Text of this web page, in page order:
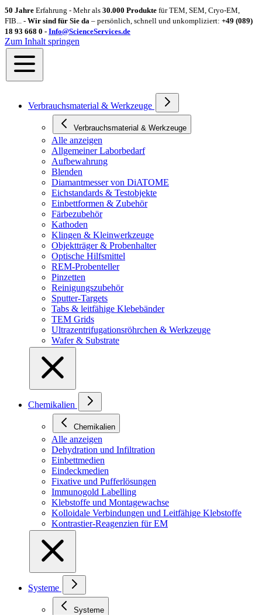
50 Jahre Erfahrung - Mehr als 30.000 Produkte für TEM, SEM, Cryo-EM,
FIB... - Wir sind für Sie da – persönlich, schnell und unkompliziert: +49 (089)
18 93 668 0 - Info@ScienceServices.de
Zum Inhalt springen
Verbrauchsmaterial & Werkzeuge
Verbrauchsmaterial & Werkzeuge
Alle anzeigen
Allgemeiner Laborbedarf
Aufbewahrung
Blenden
Diamantmesser von DiATOME
Eichstandards & Testobjekte
Einbettformen & Zubehör
Färbezubehör
Kathoden
Klingen & Kleinwerkzeuge
Objektträger & Probenhalter
Optische Hilfsmittel
REM-Probenteller
Pinzetten
Reinigungszubehör
Sputter-Targets
Tabs & leitfähige Klebebänder
TEM Grids
Ultrazentrifugationsröhrchen & Werkzeuge
Wafer & Substrate
Chemikalien
Chemikalien
Alle anzeigen
Dehydration und Infiltration
Einbettmedien
Eindeckmedien
Fixative und Pufferlösungen
Immunogold Labelling
Klebstoffe und Montagewachse
Kolloidale Verbindungen und Leitfähige Klebstoffe
Kontrastier-Reagenzien für EM
Systeme
Systeme